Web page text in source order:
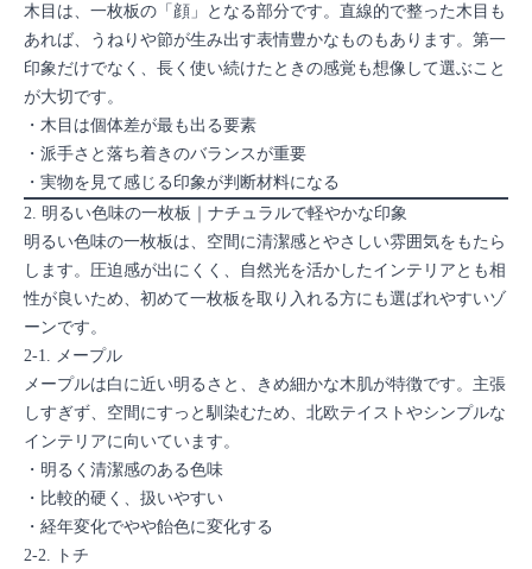
木目は、一枚板の「顔」となる部分です。直線的で整った木目も
あれば、うねりや節が生み出す表情豊かなものもあります。第一
印象だけでなく、長く使い続けたときの感覚も想像して選ぶこと
が大切です。
・木目は個体差が最も出る要素
・派手さと落ち着きのバランスが重要
・実物を見て感じる印象が判断材料になる
2. 明るい色味の一枚板｜ナチュラルで軽やかな印象
明るい色味の一枚板は、空間に清潔感とやさしい雰囲気をもたら
します。圧迫感が出にくく、自然光を活かしたインテリアとも相
性が良いため、初めて一枚板を取り入れる方にも選ばれやすいゾ
ーンです。
2-1. メープル
メープルは白に近い明るさと、きめ細かな木肌が特徴です。主張
しすぎず、空間にすっと馴染むため、北欧テイストやシンプルな
インテリアに向いています。
・明るく清潔感のある色味
・比較的硬く、扱いやすい
・経年変化でやや飴色に変化する
2-2. トチ